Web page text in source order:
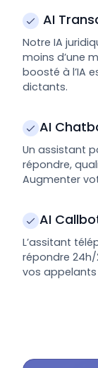
AI
Notre IA
moins d’une
boosté à l’IA
dictants.
AI
Un assistant
répondre,
Augmenter
AI
L’assitant
répondre
vos appelants